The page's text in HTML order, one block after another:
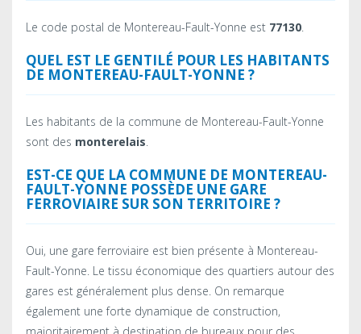
Le code postal de Montereau-Fault-Yonne est 77130.
QUEL EST LE GENTILÉ POUR LES HABITANTS
DE MONTEREAU-FAULT-YONNE ?
Les habitants de la commune de Montereau-Fault-Yonne
sont des monterelais.
EST-CE QUE LA COMMUNE DE MONTEREAU-
FAULT-YONNE POSSÈDE UNE GARE
FERROVIAIRE SUR SON TERRITOIRE ?
Oui, une gare ferroviaire est bien présente à Montereau-
Fault-Yonne. Le tissu économique des quartiers autour des
gares est généralement plus dense. On remarque
également une forte dynamique de construction,